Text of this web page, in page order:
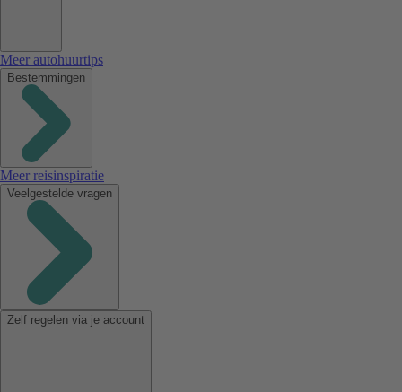
Meer autohuurtips
Bestemmingen
Meer reisinspiratie
Veelgestelde vragen
Zelf regelen via je account